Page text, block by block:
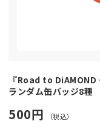
『Road to DiAMOND
ランダム缶バッジ8種
500円 （税込）